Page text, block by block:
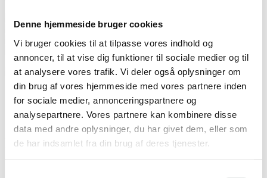
Denne hjemmeside bruger cookies
Vi bruger cookies til at tilpasse vores indhold og
annoncer, til at vise dig funktioner til sociale medier og til
at analysere vores trafik. Vi deler også oplysninger om
din brug af vores hjemmeside med vores partnere inden
for sociale medier, annonceringspartnere og
analysepartnere. Vores partnere kan kombinere disse
data med andre oplysninger, du har givet dem, eller som
de har indsamlet fra din brug af deres tjenester.
Men hvad koster Google Ads?​
Få en vurdering
af dine annoncer